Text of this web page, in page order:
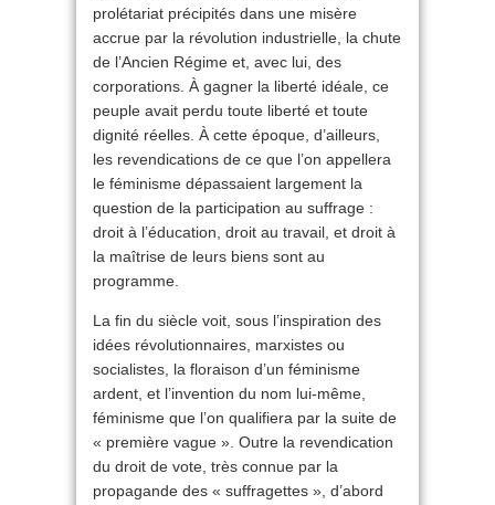
prolétariat précipités dans une misère
accrue par la révolution industrielle, la chute
de l’Ancien Régime et, avec lui, des
corporations. À gagner la liberté idéale, ce
peuple avait perdu toute liberté et toute
dignité réelles. À cette époque, d’ailleurs,
les revendications de ce que l’on appellera
le féminisme dépassaient largement la
question de la participation au suffrage :
droit à l’éducation, droit au travail, et droit à
la maîtrise de leurs biens sont au
programme.
La fin du siècle voit, sous l’inspiration des
idées révolutionnaires, marxistes ou
socialistes, la floraison d’un féminisme
ardent, et l’invention du nom lui-même,
féminisme que l’on qualifiera par la suite de
« première vague ». Outre la revendication
du droit de vote, très connue par la
propagande des « suffragettes », d’abord